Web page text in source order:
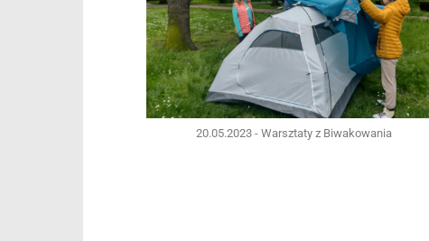
20.05.2023 - Warsztaty z Biwakowania